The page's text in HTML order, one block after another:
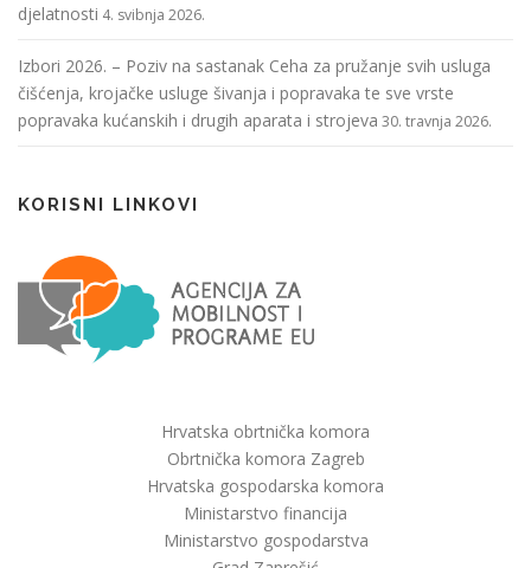
djelatnosti 4. svibnja 2026.
Izbori 2026. – Poziv na sastanak Ceha za pružanje svih usluga
čišćenja, krojačke usluge šivanja i popravaka te sve vrste
popravaka kućanskih i drugih aparata i strojeva 30. travnja 2026.
KORISNI LINKOVI
Hrvatska obrtnička komora
Obrtnička komora Zagreb
Hrvatska gospodarska komora
Ministarstvo financija
Ministarstvo gospodarstva